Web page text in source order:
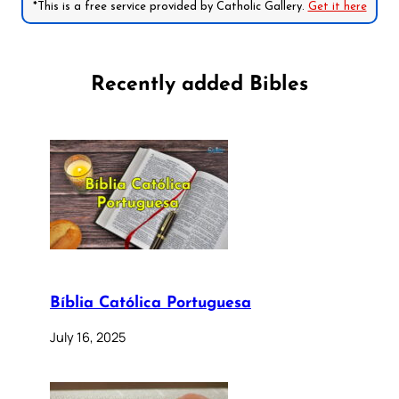
*This is a free service provided by Catholic Gallery. Get it here
Recently added Bibles
Bíblia Católica Portuguesa
July 16, 2025